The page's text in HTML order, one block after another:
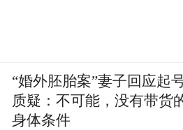
“婚外胚胎案”妻子回应起
质疑：不可能，没有带货
身体条件